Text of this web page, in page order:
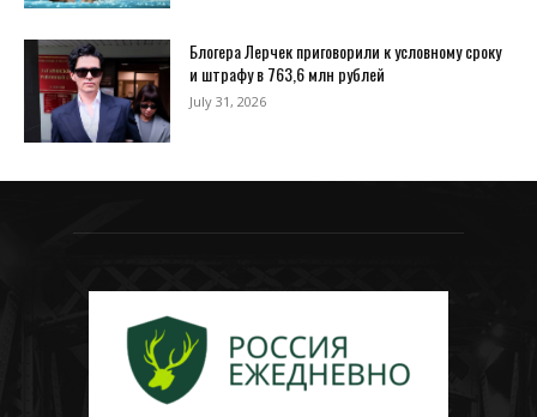
Блогера Лерчек приговорили к условному сроку
и штрафу в 763,6 млн рублей
July 31, 2026